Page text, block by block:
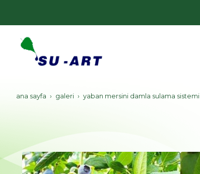
ana sayfa galeri yaban mersini damla sulama sistemi